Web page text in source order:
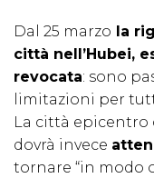
Dal 25 marzo la
città nell’Hubei,
revocata: sono
limitazioni per
La città epicentro
dovrà invece
tornare “in modo